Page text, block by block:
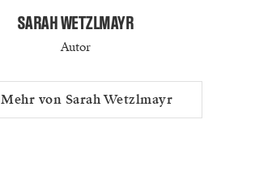
SARAH WETZLMAYR
Autor
Mehr von Sarah Wetzlmayr